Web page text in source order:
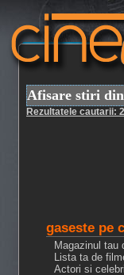
Afisare stiri
Rezultatele cautarii:
gaseste pe
Magazinul tau
Lista ta de
Actori si